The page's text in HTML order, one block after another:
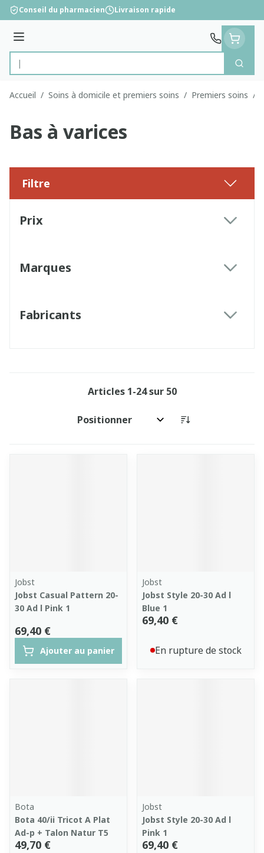
Aller au contenu
Conseil du pharmacien Livraison rapide
Menu
Rechercher
Accueil / Soins à domicile et premiers soins / Premiers soins /
Bas à varices
Filtre
Prix
Marques
Fabricants
Articles 1-24sur 50
Trier par:
Jobst
Jobst Casual Pattern 20-
30 Ad l Pink 1
69,40 €
Ajouter au panier
Jobst
Jobst Style 20-30 Ad l
Blue 1
69,40 €
En rupture de stock
Bota
Bota 40/ii Tricot A Plat
Ad-p + Talon Natur T5
49,70 €
Jobst
Jobst Style 20-30 Ad l
Pink 1
69,40 €